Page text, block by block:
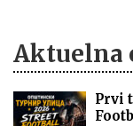
Aktuelna
Prvi